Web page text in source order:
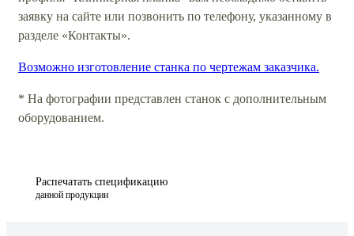
заявку на сайте или позвонить по телефону, указанному в
разделе «Контакты».
Возможно изготовление станка по чертежам заказчика.
* На фотографии представлен станок с дополнительным
оборудованием.
Распечатать спецификацию
данной продукции